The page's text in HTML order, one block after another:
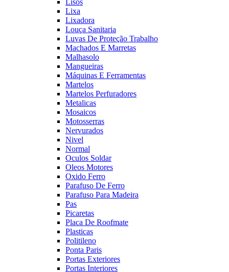
Lisos
Lixa
Lixadora
Louça Sanitaria
Luvas De Proteção Trabalho
Machados E Marretas
Malhasolo
Mangueiras
Máquinas E Ferramentas
Martelos
Martelos Perfuradores
Metalicas
Mosaicos
Motosserras
Nervurados
Nivel
Normal
Oculos Soldar
Oleos Motores
Oxido Ferro
Parafuso De Ferro
Parafuso Para Madeira
Pas
Picaretas
Placa De Roofmate
Plasticas
Politileno
Ponta Paris
Portas Exteriores
Portas Interiores